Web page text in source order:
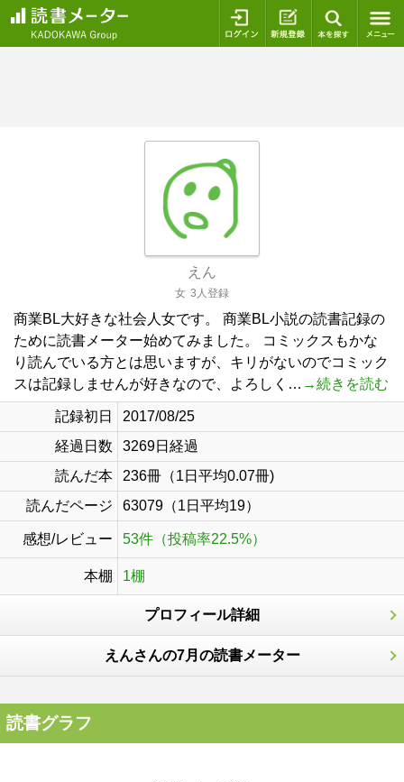
ログイン 新規登録
えん
女 3人登録
商業BL大好きな社会人女です。 商業BL小説の読書記録の
ために読書メーター始めてみました。 コミックスもかな
り読んでいる方とは思いますが、キリがないのでコミック
スは記録しませんが好きなので、よろしく… →続きを読む
記録初日
2017/08/25
経過日数
3269日経過
読んだ本
236冊（1日平均0.07冊)
読んだページ
63079（1日平均19）
感想/レビュー 53件（投稿率22.5%）
本棚 1棚
プロフィール詳細
えんさんの7月の読書メーター
読書グラフ